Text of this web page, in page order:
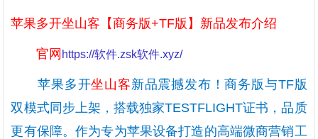
苹果多开坐山客 【商务版+TF版】新品发布介绍
官网 https://软件.zsk软件.xyz/
苹果多开坐山客新品震撼发布！商务版与TF版
双模式同步上架，搭载独家TESTFLIGHT证书，品质
更有保障。作为专为苹果设备打造的高端微商营销工